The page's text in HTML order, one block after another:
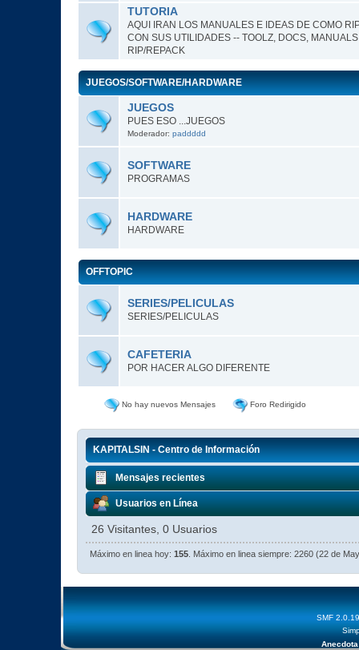
TUTORIA
AQUI IRAN LOS MANUALES E IDEAS DE COMO
CON SUS UTILIDADES -- TOOLZ, DOCS,
RIP/REPACK
JUEGOS/SOFTWARE/HARDWARE
JUEGOS
PUES ESO ...JUEGOS
Moderador: paddddd
SOFTWARE
PROGRAMAS
HARDWARE
HARDWARE
OFFTOPIC
SERIES/PELICULAS
SERIES/PELICULAS
CAFETERIA
POR HACER ALGO DIFERENTE
No hay nuevos Mensajes Foro Redirigido
KAPITALSIN - Centro de Información
Mensajes recientes
Usuarios en Línea
26 Visitantes, 0 Usuarios
Máximo en linea hoy:155 . Máximo en linea siempre: 2260 (22 de
SMF 2.0.19
Anecdota